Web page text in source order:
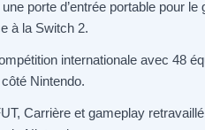
porte d’entrée portable pour
à la Switch 2.
internationale avec 48
Nintendo.
Carrière et gameplay